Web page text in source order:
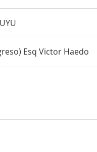
Esq Victor Haedo